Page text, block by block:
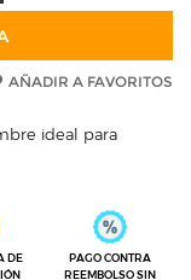
AÑADIR A FAVORITOS
ideal para
DE
PAGO CONTRA
REEMBOLSO SIN